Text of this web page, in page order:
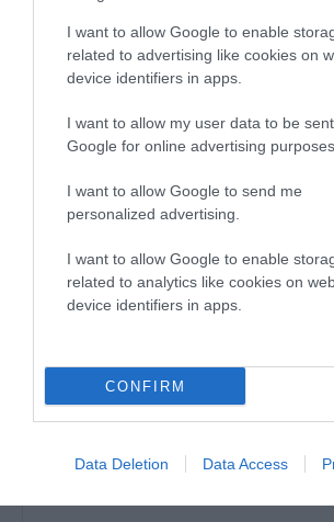
I want to allow Google to enable
related to advertising like cookies on
device identifiers in apps.
I want to allow my user data to be
Google for online advertising purposes.
I want to allow Google to send me
personalized advertising.
I want to allow Google to enable
related to analytics like cookies on
device identifiers in apps.
CONFIRM
Data Deletion Data Access
μάτια τι έγινε στη Μήλο.
βγάλει και τη δίκη της
και τότε να δω τι θα κάνουν!
ΑΠΆΝΤΗΣΗ
ΑΦΉΣΤΕ ΈΝΑ ΣΧΌΛΙΟ
Η ηλ. διεύθυνση σας δεν δημοσιεύεται. Τα